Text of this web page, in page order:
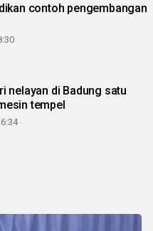
contoh pengembangan
nelayan di Badung satu
tempel